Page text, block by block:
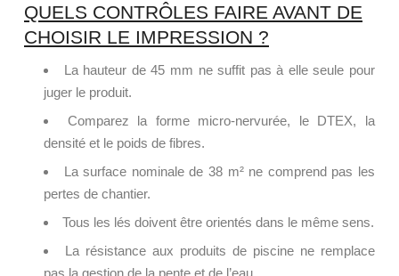
QUELS CONTRÔLES FAIRE AVANT DE
CHOISIR LE IMPRESSION ?
La hauteur de 45 mm ne suffit pas à elle seule pour
juger le produit.
Comparez la forme micro-nervurée, le DTEX, la
densité et le poids de fibres.
La surface nominale de 38 m² ne comprend pas les
pertes de chantier.
Tous les lés doivent être orientés dans le même sens.
La résistance aux produits de piscine ne remplace
pas la gestion de la pente et de l’eau.